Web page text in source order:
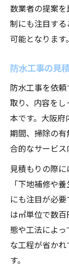
防水
高圧
防水
防水
高圧
防水工事
防水
防水
防水
防水
防水
目
掃除と防
防水
数業者の提案
制にも注目す
可能となります。
防水工事の見
防水工事を依
取り、内容を
本です。大阪
期間、掃除の
合的なサービス
見積もりの際に
「下地補修や
にも注目が必
は㎡単位で数
態や工法によ
な工程が省か
す。